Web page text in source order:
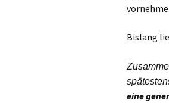
Bislang
eine